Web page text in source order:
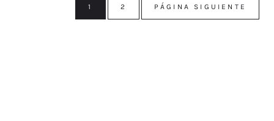
1 2 PÁGINA SIGUIENTE